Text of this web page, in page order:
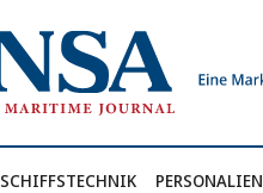
SCHIFFSTECHNIK PERSONALIEN